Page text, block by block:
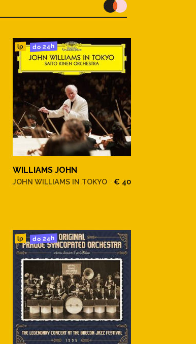
lp do 24h
WILLIAMS JOHN
JOHN WILLIAMS IN TOKYO € 40
lp do 24h